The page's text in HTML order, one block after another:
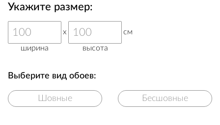
Укажите размер:
ширина
x
высота
см
Выберите вид обоев:
Шовные Бесшовные